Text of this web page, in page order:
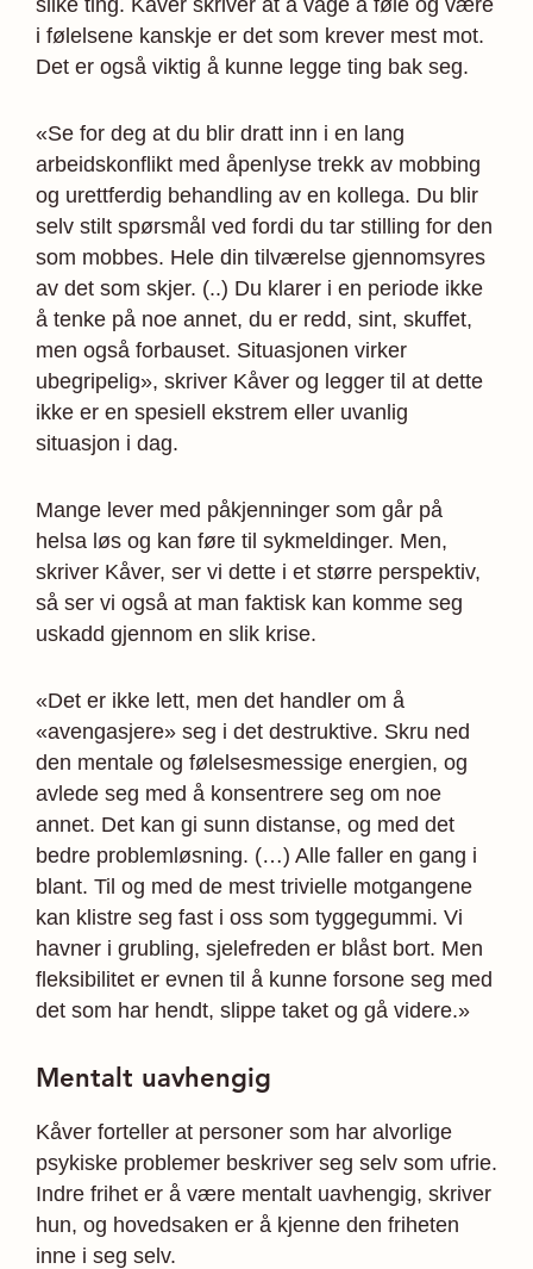
i følelsene kanskje er det som krever mest mot.
Det er også viktig å kunne legge ting bak seg.
«Se for deg at du blir dratt inn i en lang
arbeidskonflikt med åpenlyse trekk av mobbing
og urettferdig behandling av en kollega. Du blir
selv stilt spørsmål ved fordi du tar stilling for den
som mobbes. Hele din tilværelse gjennomsyres
av det som skjer. (..) Du klarer i en periode ikke
å tenke på noe annet, du er redd, sint, skuffet,
men også forbauset. Situasjonen virker
ubegripelig», skriver Kåver og legger til at dette
ikke er en spesiell ekstrem eller uvanlig
situasjon i dag.
Mange lever med påkjenninger som går på
helsa løs og kan føre til sykmeldinger. Men,
skriver Kåver, ser vi dette i et større perspektiv,
så ser vi også at man faktisk kan komme seg
uskadd gjennom en slik krise.
«Det er ikke lett, men det handler om å
«avengasjere» seg i det destruktive. Skru ned
den mentale og følelsesmessige energien, og
avlede seg med å konsentrere seg om noe
annet. Det kan gi sunn distanse, og med det
bedre problemløsning. (…) Alle faller en gang i
blant. Til og med de mest trivielle motgangene
kan klistre seg fast i oss som tyggegummi. Vi
havner i grubling, sjelefreden er blåst bort. Men
fleksibilitet er evnen til å kunne forsone seg med
det som har hendt, slippe taket og gå videre.»
Mentalt uavhengig
Kåver forteller at personer som har alvorlige
psykiske problemer beskriver seg selv som ufrie.
Indre frihet er å være mentalt uavhengig, skriver
hun, og hovedsaken er å kjenne den friheten
inne i seg selv.